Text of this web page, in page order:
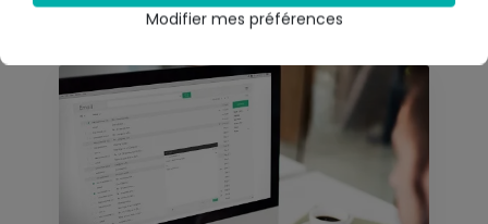
Modifier mes préférences